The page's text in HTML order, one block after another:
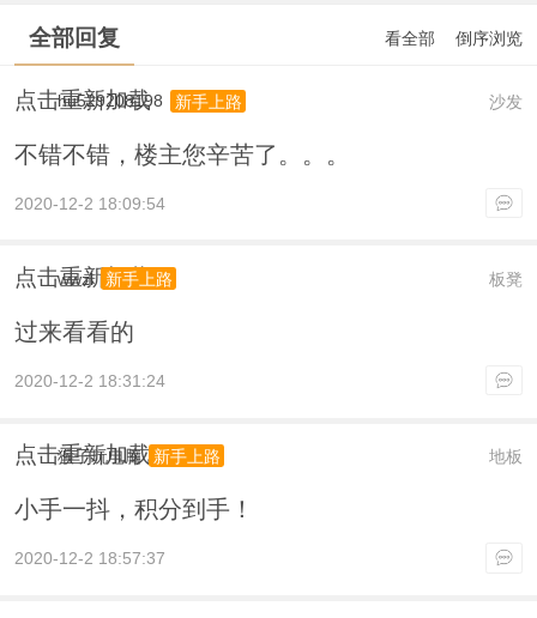
全部回复 看全部 倒序浏览
点击重新加载 沙发
hu529208198 新手上路
不错不错，楼主您辛苦了。。。
2020-12-2 18:09:54
点击重新加载 板凳
wwzl 新手上路
过来看看的
2020-12-2 18:31:24
点击重新加载 地板
猴子玩电脑 新手上路
小手一抖，积分到手！
2020-12-2 18:57:37